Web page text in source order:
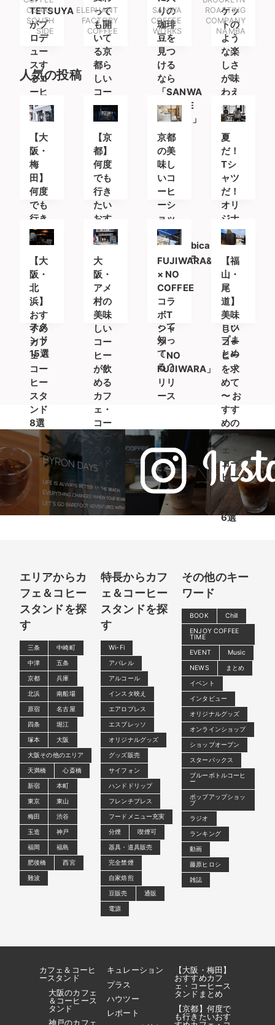
に
南船
場へ
TETSUYA
がプ
ロデ
ュー
スす
るコ
ーヒ
ース
タン
ド
OSAKA
SOUTH
SIDE
って
も開
いて
る京
都ら
しい
コー
ヒー
ショ
ップ
ELEPHANT
FACTORY
COFFEE
りの
珈琲
豆を
見つ
ける
なら
「SANWA
COFFEE
WORKS」
へ
SANWA
COFFEE
WORKS
ケッ
トの
よう
な楽
しさ
が味
わえ
るカ
フェ
ROASTING
COMPANY
NAMBA
人気の投稿
【大
阪・
梅
田】
何度
でも
行き
たい
おす
すめ
カフ
ェ＆
コー
ヒー
スタ
ンド
15選
【京
都】
何度
でも
行き
たい
おす
すめ
カフ
ェ＆
コー
ヒー
スタ
ンド
京都
の美
味し
いコ
ーヒ
ーシ
ョッ
プ
「%Arabica
Kyoto(ア
ラビ
カキ
ョウ
ト)」
って
知っ
て
る？
夏
だ！
Tシ
ャツ
だ！
オリ
ジナ
ルT
シャ
ツが
買え
るコ
ーヒ
ーシ
ョッ
プま
とめ
【大
阪・
北
浜】
おす
すめ
カフ
ェ・
コー
ヒー
スタ
ンド
8選
大
阪・
アメ
村の
美味
しい
コー
ヒー
が飲
める
カフ
ェ・
コー
ヒー
スタ
ンド
まと
め
FUJIWARA&CO;
× NO
COFFEE
コラ
ボT
シャ
ツ
「NO
FUJIWARA」
リリ
ース
【福
山・
尾
道】
美味
しい
コー
ヒー
を求
めて
〜 お
すす
めの
カフ
ェ・
コー
ヒー
スタ
ンド
6選
エリアからカ
フェ＆コヒー
スタンドを探
す
三条
中崎町
中津
五条
京都
兵庫
北浜
南船場
原宿
名古屋
四条
堀江
塚本
大阪
大阪その他のエリア
天満橋
心斎橋
新宿
本町
東京
東山
梅田
渋谷
玉造
神戸
福岡
福島
肥後橋
西宮
難波
特長からカフ
ェ＆コーヒー
スタンドを探
す
Wi-Fi
アパレル
アルコール
インスタ映え
エアロプレス
エスプレッソ
オリジナルグッズ
グッズ販売
サイフォン
ハンドドリップ
フレンチプレス
フードメニュー充実
分煙
喫煙可
器具・道具販売
完全禁煙
自家焙煎
豆販売
通販
電源
その他のキー
ワード
BOOK
Chill
ENJOY COFFEE
TIME
EVENT
Music
NEWS
まとめ
イベント
インタビュー
オリジナルグッズ
オンラインショップ
ショップオープン
スターバックス
ブルーボトルコーヒ
ー
ポップアップショッ
プ
ラジオ
ランキング
動画
藤原ヒロシ
雑誌
カフェ＆コーヒ
ースタンド
大阪のカフェ
＆コーヒース
タンド
神戸のカフェ
キュレーション
プラス
ハウツー
レポート
【大阪・梅田】
おすすめカフ
ェ・コーヒース
タンドまとめ
【京都】何度で
も行きたいおす